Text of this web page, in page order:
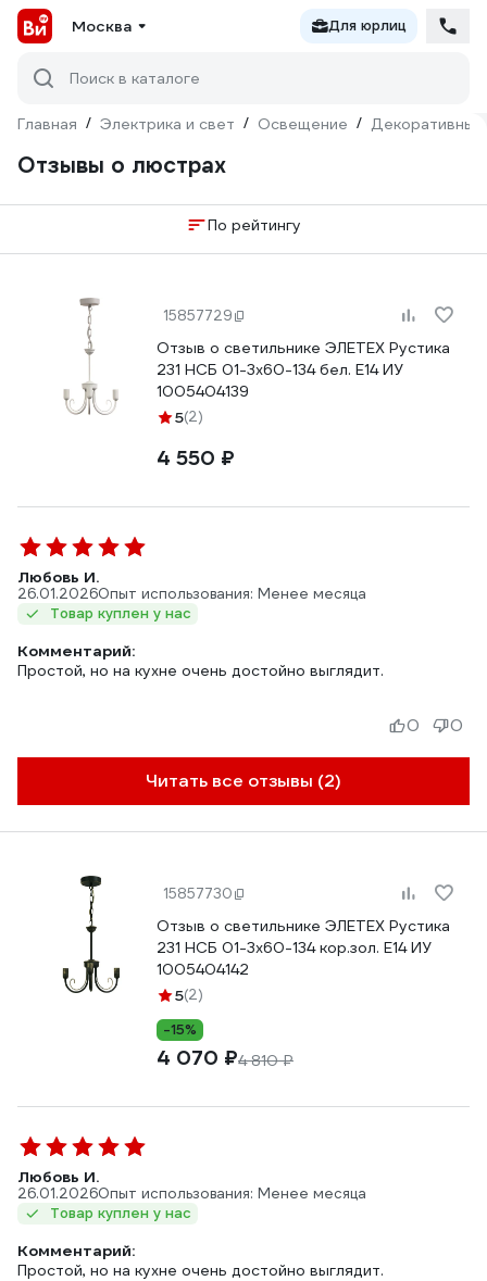
Москва Для юрлиц
Поиск в каталоге
Главная / Электрика и свет / Освещение / Декоративный
Отзывы о люстрах
По рейтингу
15857729
Отзыв о светильнике ЭЛЕТЕХ Рустика
231 НСБ 01-3х60-134 бел. Е14 ИУ
1005404139
5(2)
4 550 ₽
Любовь И.
26.01.2026Опыт использования: Менее месяца
Товар куплен у нас
Комментарий:
Простой, но на кухне очень достойно выглядит.
Читать все отзывы (2)
0 0
15857730
Отзыв о светильнике ЭЛЕТЕХ Рустика
231 НСБ 01-3х60-134 кор.зол. Е14 ИУ
1005404142
5(2)
-15%
4 070 ₽4 810 ₽
Любовь И.
26.01.2026Опыт использования: Менее месяца
Товар куплен у нас
Комментарий:
Простой, но на кухне очень достойно выглядит.